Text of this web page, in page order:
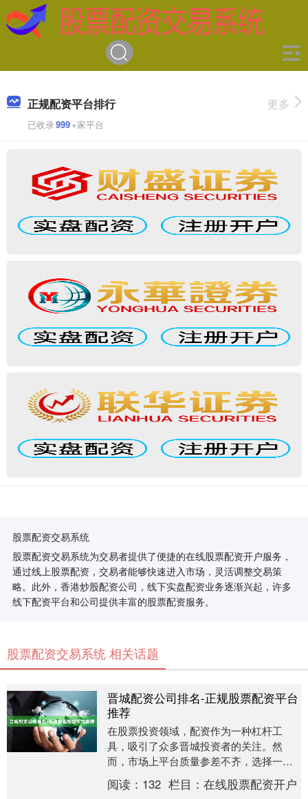
正规配资平台排行
已收录999+家平台
更多
股票配资交易系统
股票配资交易系统为交易者提供了便捷的在线股票配资开户服务，
通过线上股票配资，交易者能够快速进入市场，灵活调整交易策
略。此外，香港炒股配资公司，线下实盘配资业务逐渐兴起，许多
线下配资平台和公司提供丰富的股票配资服务。
股票配资交易系统 相关话题
晋城配资公司排名-正规股票配资平台
推荐
在股票投资领域，配资作为一种杠杆工
具，吸引了众多晋城投资者的关注。然
而，市场上平台质量参差不齐，选择一家
正规可靠的配资公司至关重要。本文将为
您提供晋城地区配资公....
阅读： 132 栏目：在线股票配资开户